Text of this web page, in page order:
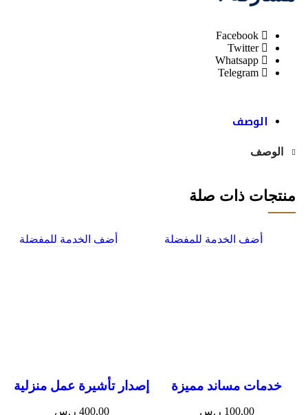
Facebook
Twitter
Whatsapp
Telegram
الوصف
الوصف
منتجات ذات صلة
أضف الخدمة للمفضلة
خدمات مساند مميزة
100,00 ر.س
أضف الخدمة للمفضلة
إصدار تأشيرة عمل منزلية
400,00 ر.س